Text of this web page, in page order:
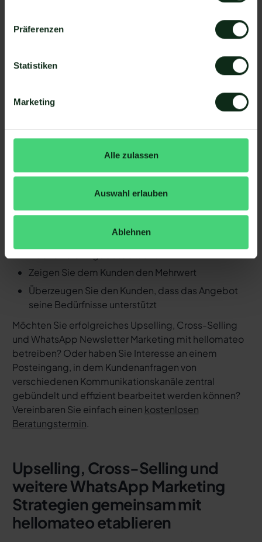
Präferenzen
Statistiken
Marketing
Alle zulassen
Auswahl erlauben
Ablehnen
reagieren, was dazu beiträgt, dass der Kunde eine
Nutzerfreundlichkeit: WhatsApp ist eine einfache
Unternehmen ermöglicht, Upselling- und Cross-
Selling einfach und effektiv zu implementieren
kosteneffektive Plattform, die es dem Vertrieb
ermöglicht, Marketingbudgets zu optimieren
Um erfolgreich Upselling und Cross-Selling über
folgenden Tipps berücksichtigen:
Personalisieren Sie die Kommunikation
Reagieren Sie sofort auf Kundenanfragen
Zeigen Sie dem Kunden den Mehrwert
Überzeugen Sie den Kunden, dass das Angebot
seine Bedürfnisse unterstützt
Möchten Sie erfolgreiches Upselling, Cross-Selling
und WhatsApp Newsletter Marketing mit hellomateo
betreiben? Oder haben Sie Interesse an einem
Posteingang, in dem Kundenanfragen von
verschiedenen Kommunikationskanäle zentral
gebündelt und effizient bearbeitet werden können?
Vereinbaren Sie einfach einen kostenlosen
Beratungstermin.
Upselling, Cross-Selling und
weitere WhatsApp Marketing
Strategien gemeinsam mit
hellomateo etablieren